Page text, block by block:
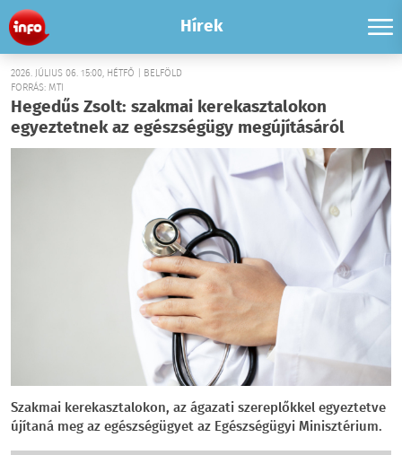
Hírek
2026. JÚLIUS 06. 15:00, HÉTFŐ | BELFÖLD
FORRÁS: MTI
Hegedűs Zsolt: szakmai kerekasztalokon
egyeztetnek az egészségügy megújításáról
Szakmai kerekasztalokon, az ágazati szereplőkkel egyeztetve
újítaná meg az egészségügyet az Egészségügyi Minisztérium.